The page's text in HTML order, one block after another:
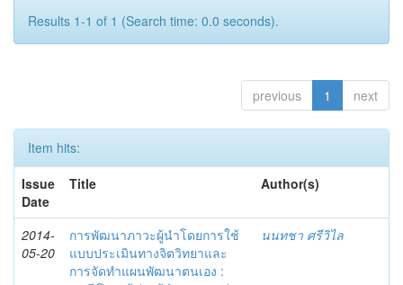
Results 1-1 of 1 (Search time: 0.0 seconds).
previous 1 next
Item hits:
Issue
Date
Title Author(s)
2014-
05-20
การพัฒนาภาวะผู้นำโดยการใช้
แบบประเมินทางจิตวิทยาและ
การจัดทำแผนพัฒนาตนเอง :
นนทชา ศรีวิไล